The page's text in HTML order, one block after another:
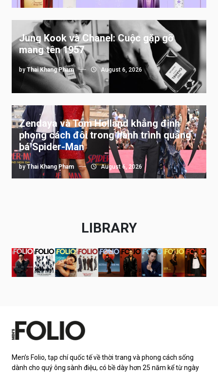
Jung Kook và Chanel: Cuộc gặp gỡ
mang tên 1957
by Thai Khang Pham August 6, 2026
Zendaya và Tom Holland khẳng định
phong cách đôi trong hành trình quảng
bá Spider-Man
by Thai Khang Pham August 6, 2026
LIBRARY
Men’s Folio, tạp chí quốc tế về thời trang và phong cách sống
dành cho quý ông sành điệu, có bề dày hơn 25 năm kể từ ngày